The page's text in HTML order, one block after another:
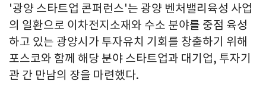
'광양 스타트업 콘퍼런스'는 광양 벤처밸리육성 사업
의 일환으로 이차전지소재와 수소 분야를 중점 육성
하고 있는 광양시가 투자유치 기회를 창출하기 위해
포스코와 함께 해당 분야 스타트업과 대기업, 투자기
관 간 만남의 장을 마련했다.